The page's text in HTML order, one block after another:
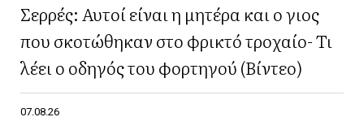
Σερρές: Αυτοί είναι η μητέρα και ο γιος
που σκοτώθηκαν στο φρικτό τροχαίο- Τι
λέει ο οδηγός του φορτηγού (Βίντεο)
07.08.26